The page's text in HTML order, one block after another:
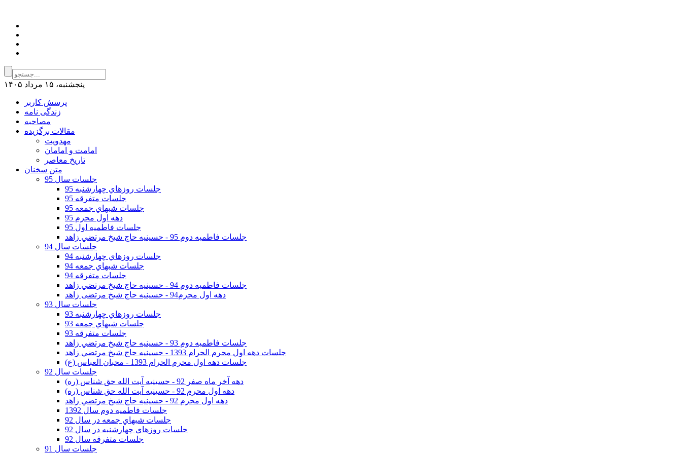
پنجشنبه، ۱۵ مرداد ۱۴۰۵
پرسش کاربر
زندگی نامه
مصاحبه
مقالات برگزیده
مهدویت
امامت و امامان
تاریخ معاصر
متن سخنان
جلسات سال 95
جلسات روزهاي چهارشنبه 95
جلسات متفرقه 95
جلسات شبهاي جمعه 95
دهه اول محرم 95
جلسات فاطمیه اول 95
جلسات فاطمیه دوم 95 - حسينيه حاج شيخ مرتضي زاهد
جلسات سال 94
جلسات روزهاي چهارشنبه 94
جلسات شبهاي جمعه 94
جلسات متفرقه 94
جلسات فاطميه دوم 94 - حسينيه حاج شيخ مرتضي زاهد
دهه اول محرم94 - حسینیه حاج شیخ مرتضی زاهد
جلسات سال 93
جلسات روزهاي چهارشنبه 93
جلسات شبهاي جمعه 93
جلسات متفرقه 93
جلسات فاطميه دوم 93 - حسينيه حاج شيخ مرتضي زاهد
جلسات دهه اول محرم الحرام 1393 - حسينيه حاج شيخ مرتضي زاهد
جلسات دهه اول محرم الحرام 1393 - محبان العباس (ع)
جلسات سال 92
دهه آخر ماه صفر 92 - حسينيه آيت الله حق شناس (ره)
دهه اول محرم 92 - حسينيه آيت الله حق شناس (ره)
دهه اول محرم 92 - حسينيه حاج شيخ مرتضي زاهد
جلسات فاطميه دوم سال 1392
جلسات شبهاي جمعه در سال 92
جلسات روزهاي چهارشنبه در سال 92
جلسات متفرقه سال 92
جلسات سال 91